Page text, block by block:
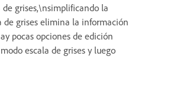
grises,\nsimplificando la
grises elimina la información
pocas opciones de edición
escala de grises y luego